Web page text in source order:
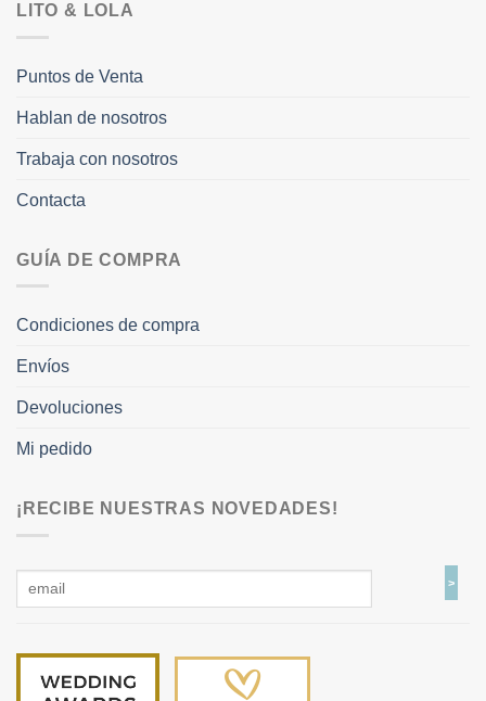
LITO & LOLA
Puntos de Venta
Hablan de nosotros
Trabaja con nosotros
Contacta
GUÍA DE COMPRA
Condiciones de compra
Envíos
Devoluciones
Mi pedido
¡RECIBE NUESTRAS NOVEDADES!